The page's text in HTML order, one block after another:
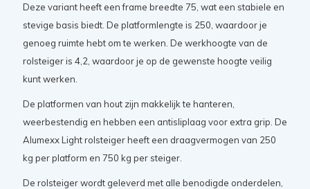
Deze variant heeft een frame breedte 75, wat een stabiele en
stevige basis biedt. De platformlengte is 250, waardoor je
genoeg ruimte hebt om te werken. De werkhoogte van de
rolsteiger is 4,2, waardoor je op de gewenste hoogte veilig
kunt werken.
De platformen van hout zijn makkelijk te hanteren,
weerbestendig en hebben een antisliplaag voor extra grip. De
Alumexx Light rolsteiger heeft een draagvermogen van 250
kg per platform en 750 kg per steiger.
De rolsteiger wordt geleverd met alle benodigde onderdelen,